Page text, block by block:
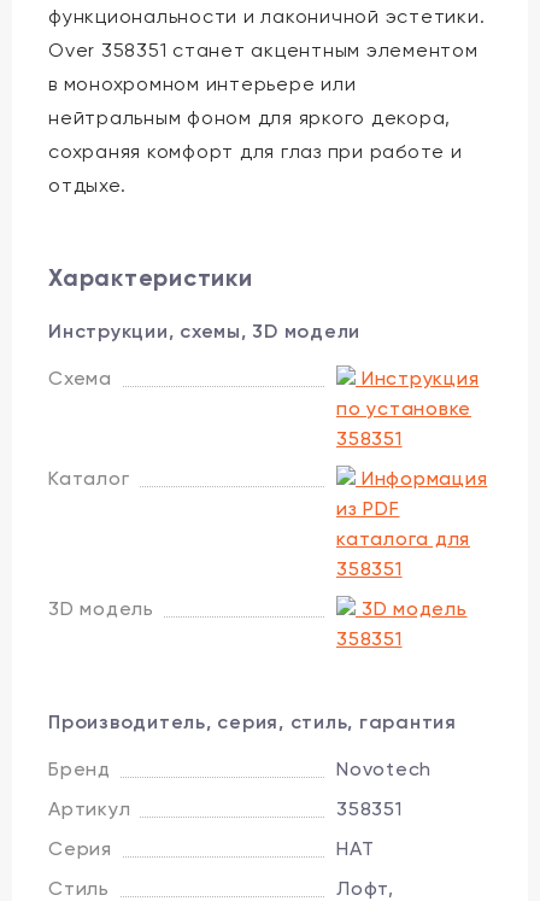
функциональности и лаконичной эстетики.
Over 358351 станет акцентным элементом
в монохромном интерьере или
нейтральным фоном для яркого декора,
сохраняя комфорт для глаз при работе и
отдыхе.
Характеристики
Инструкции, схемы, 3D модели
Схема
Инструкция
по установке
358351
Каталог
Информация
из PDF
каталога для
358351
3D модель
3D модель
358351
Производитель, серия, стиль, гарантия
Бренд
Novotech
Артикул
358351
Серия
HAT
Стиль
Лофт,